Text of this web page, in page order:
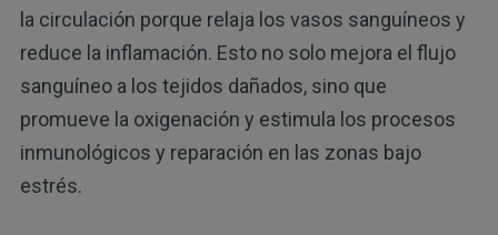
la circulación porque relaja los vasos sanguíneos y
reduce la inflamación. Esto no solo mejora el flujo
sanguíneo a los tejidos dañados, sino que
promueve la oxigenación y estimula los procesos
inmunológicos y reparación en las zonas bajo
estrés.